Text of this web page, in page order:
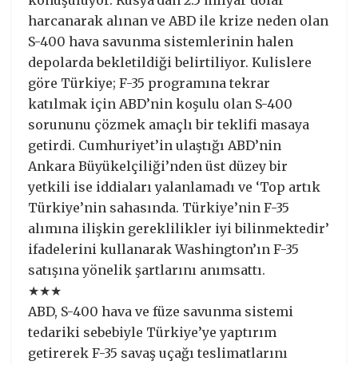
harcanarak alınan ve ABD ile krize neden olan
S-400 hava savunma sistemlerinin halen
depolarda bekletildiği belirtiliyor. Kulislere
göre Türkiye; F-35 programına tekrar
katılmak için ABD’nin koşulu olan S-400
sorununu çözmek amaçlı bir teklifi masaya
getirdi. Cumhuriyet’in ulaştığı ABD’nin
Ankara Büyükelçiliği’nden üst düzey bir
yetkili ise iddiaları yalanlamadı ve ‘Top artık
Türkiye’nin sahasında. Türkiye’nin F-35
alımına ilişkin gereklilikler iyi bilinmektedir’
ifadelerini kullanarak Washington’ın F-35
satışına yönelik şartlarını anımsattı.
★★★
ABD, S-400 hava ve füze savunma sistemi
tedariki sebebiyle Türkiye’ye yaptırım
getirerek F-35 savaş uçağı teslimatlarını